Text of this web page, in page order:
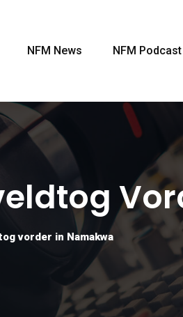
NFM News NFM Podcast
vorder in Namakwa